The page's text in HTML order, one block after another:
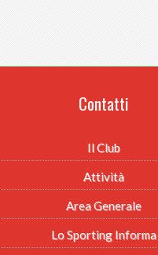
Contatti
Il Club
Attività
Area Generale
Lo Sporting Informa